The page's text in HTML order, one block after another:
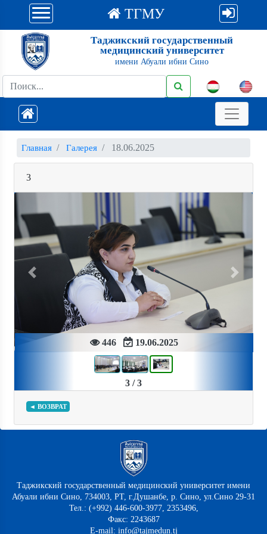
ТГМУ
Таджикский государственный
медицинский университет
имени Абуали ибни Сино
Главная Галерея 18.06.2025
3
446 19.06.2025
Previous Next
3 / 3
◄ ВОЗВРАТ
Таджикский государственный медицинский университет имени
Абуали ибни Сино, 734003, РТ, г.Душанбе, р. Сино, ул.Сино 29-31
Тел.: (+992) 446-600-3977, 2353496,
Факс: 2243687
E-mail: info@tajmedun.tj